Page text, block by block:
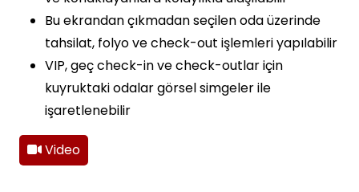
Bu ekrandan çıkmadan seçilen oda üzerinde
tahsilat, folyo ve check-out işlemleri yapılabilir
VIP, geç check-in ve check-outlar için
kuyruktaki odalar görsel simgeler ile
işaretlenebilir
Video